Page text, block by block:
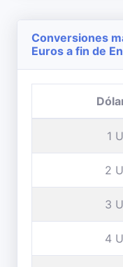
Conversiones
Euros a fin de
1
2
3
4